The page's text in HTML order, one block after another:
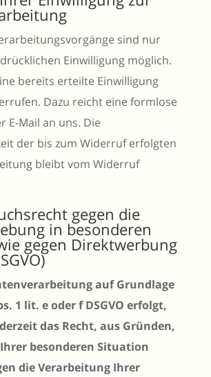
sind nur
Einwilligung möglich.
bereits erteilte Einwilligung
Dazu reicht eine formlose
E-Mail an uns. Die
der bis zum Widerruf erfolgten
bleibt vom Widerruf
gegen die
in besonderen
gegen Direktwerbung
auf Grundlage
1 lit. e oder f DSGVO erfolgt,
das Recht, aus Gründen,
besonderen Situation
die Verarbeitung Ihrer